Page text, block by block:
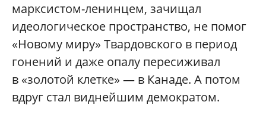
марксистом-­ленинцем, зачищал
идеологическое пространство, не помог
«Новому миру» Твардовского в период
гонений и даже опалу пересиживал
в «золотой клетке» — в Канаде. А потом
вдруг стал виднейшим демократом.